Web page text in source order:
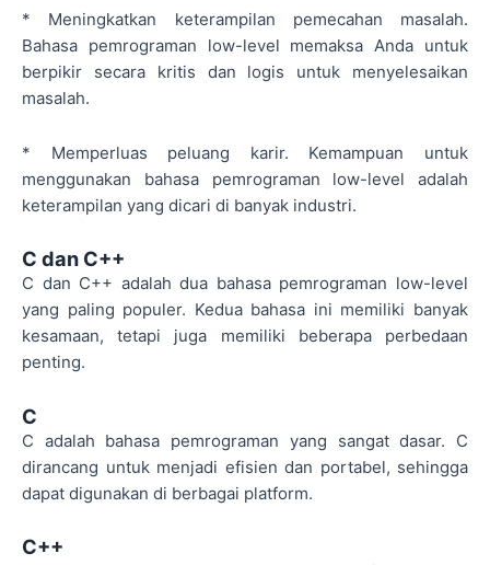
* Meningkatkan keterampilan pemecahan masalah.
Bahasa pemrograman low-level memaksa Anda untuk
berpikir secara kritis dan logis untuk menyelesaikan
masalah.
* Memperluas peluang karir. Kemampuan untuk
menggunakan bahasa pemrograman low-level adalah
keterampilan yang dicari di banyak industri.
C dan C++
C dan C++ adalah dua bahasa pemrograman low-level
yang paling populer. Kedua bahasa ini memiliki banyak
kesamaan, tetapi juga memiliki beberapa perbedaan
penting.
C
C adalah bahasa pemrograman yang sangat dasar. C
dirancang untuk menjadi efisien dan portabel, sehingga
dapat digunakan di berbagai platform.
C++